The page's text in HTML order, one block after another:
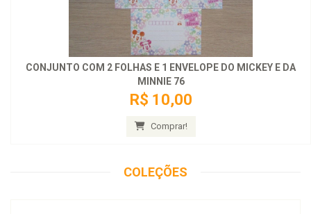
CONJUNTO COM 2 FOLHAS E 1 ENVELOPE DO MICKEY E DA
MINNIE 76
R$ 10,00
Comprar!
COLEÇÕES